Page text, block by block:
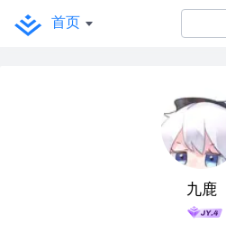
首页
九鹿